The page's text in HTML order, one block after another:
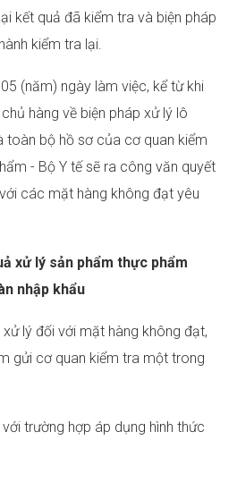
kết quả đã kiểm tra và biện pháp
kiểm tra lại.
(năm) ngày làm việc, kể từ khi
hàng về biện pháp xử lý lô
toàn bộ hồ sơ của cơ quan kiểm
- Bộ Y tế sẽ ra công văn quyết
các mặt hàng không đạt yêu
xử lý sản phẩm thực phẩm
nhập khẩu
lý đối với mặt hàng không đạt,
gửi cơ quan kiểm tra một trong
trường hợp áp dụng hình thức